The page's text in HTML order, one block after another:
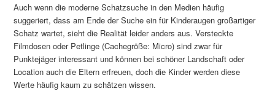
Auch wenn die moderne Schatzsuche in den Medien häufig
suggeriert, dass am Ende der Suche ein für Kinderaugen großartiger
Schatz wartet, sieht die Realität leider anders aus. Versteckte
Filmdosen oder Petlinge (Cachegröße: Micro) sind zwar für
Punktejäger interessant und können bei schöner Landschaft oder
Location auch die Eltern erfreuen, doch die Kinder werden diese
Werte häufig kaum zu schätzen wissen.